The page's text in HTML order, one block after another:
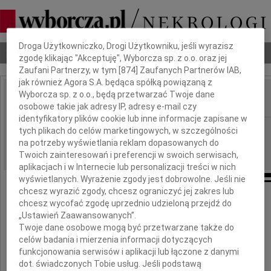
Nekrologi Odeszli Poradnik pogrzebowy
IMIĘ I NAZWISKO:
REGION: Częstochowa
DATA EMISJI: 19.06.2013
Panu
Robertowi Kalinowskiemu
Dbamy o Twoją prywatność
Droga Użytkowniczko, Drogi Użytkowniku, jeśli wyrazisz
zgodę klikając "Akceptuję", Wyborcza sp. z o.o. oraz jej
Zaufani Partnerzy, w tym [874 ] Zaufanych Partnerów IAB,
jak również Agora S.A. będąca spółką powiązaną z
Wyborcza sp. z o.o., będą przetwarzać Twoje dane
osobowe takie jak adresy IP, adresy e-mail czy
identyfikatory plików cookie lub inne informacje zapisane w
tych plikach do celów marketingowych, w szczególności
na potrzeby wyświetlania reklam dopasowanych do
Twoich zainteresowań i preferencji w swoich serwisach,
aplikacjach i w Internecie lub personalizacji treści w nich
wyświetlanych. Wyrażenie zgody jest dobrowolne. Jeśli nie
chcesz wyrazić zgody, chcesz ograniczyć jej zakres lub
chcesz wycofać zgodę uprzednio udzieloną przejdź do
„Ustawień Zaawansowanych”.
Twoje dane osobowe mogą być przetwarzane także do
celów badania i mierzenia informacji dotyczących
funkcjonowania serwisów i aplikacji lub łączone z danymi
dot. świadczonych Tobie usług. Jeśli podstawą